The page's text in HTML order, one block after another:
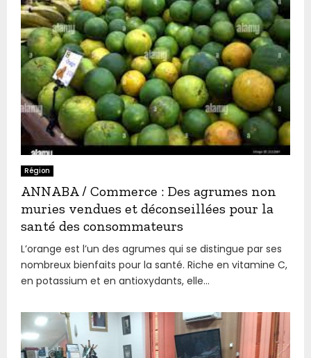
Région
ANNABA / Commerce : Des agrumes non
muries vendues et déconseillées pour la
santé des consommateurs
L’orange est l’un des agrumes qui se distingue par ses
nombreux bienfaits pour la santé. Riche en vitamine C,
en potassium et en antioxydants, elle...